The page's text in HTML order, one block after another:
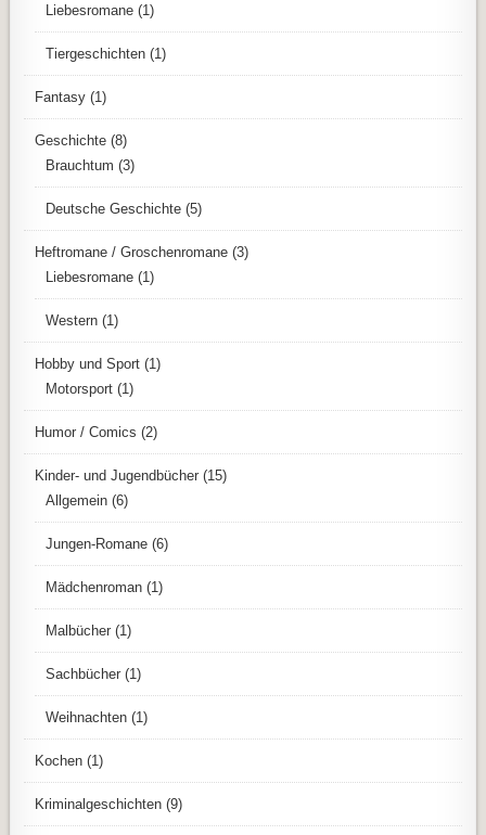
Liebesromane (1)
Tiergeschichten (1)
Fantasy (1)
Geschichte (8)
Brauchtum (3)
Deutsche Geschichte (5)
Heftromane / Groschenromane (3)
Liebesromane (1)
Western (1)
Hobby und Sport (1)
Motorsport (1)
Humor / Comics (2)
Kinder- und Jugendbücher (15)
Allgemein (6)
Jungen-Romane (6)
Mädchenroman (1)
Malbücher (1)
Sachbücher (1)
Weihnachten (1)
Kochen (1)
Kriminalgeschichten (9)